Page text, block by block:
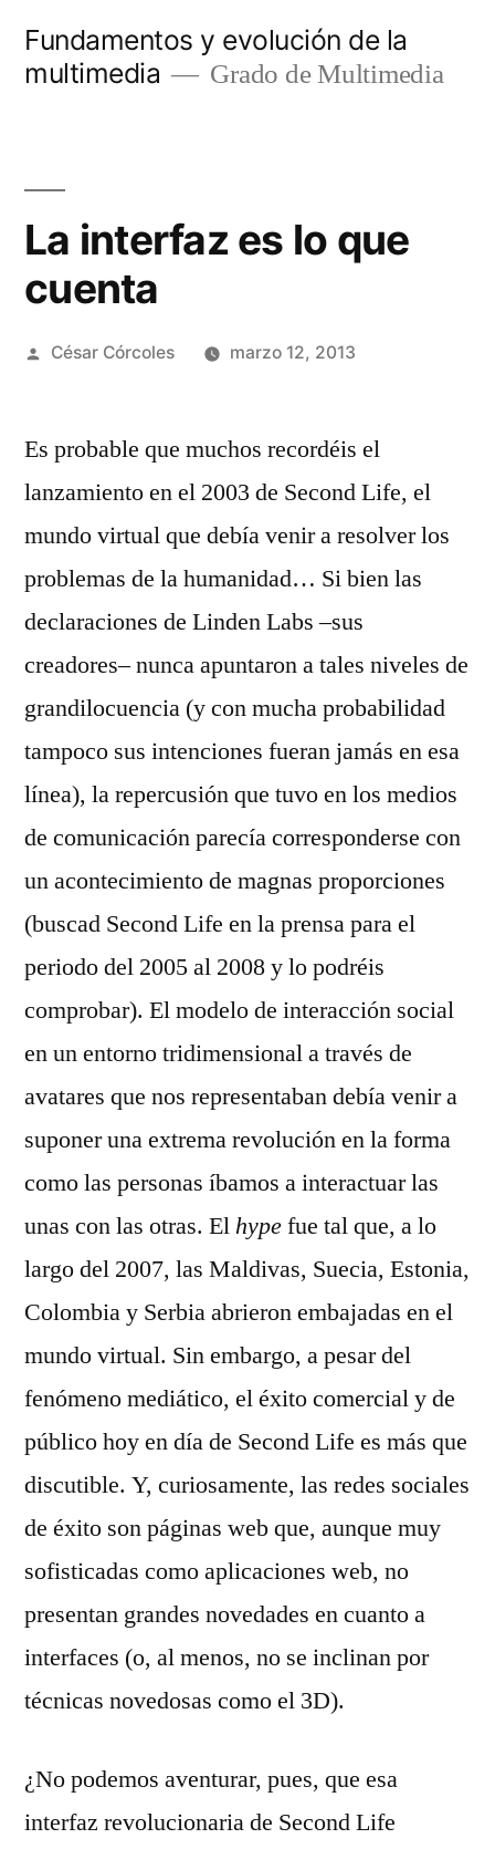
Fundamentos y evolución de la
multimedia
Grado de Multimedia
La interfaz es lo que
cuenta
Publicado
César Córcoles marzo 12, 2013
Es probable que muchos recordéis el
lanzamiento en el 2003 de Second Life, el
mundo virtual que debía venir a resolver los
problemas de la humanidad… Si bien las
declaraciones de Linden Labs –sus
creadores– nunca apuntaron a tales niveles de
grandilocuencia (y con mucha probabilidad
tampoco sus intenciones fueran jamás en esa
línea), la repercusión que tuvo en los medios
de comunicación parecía corresponderse con
un acontecimiento de magnas proporciones
(buscad Second Life en la prensa para el
periodo del 2005 al 2008 y lo podréis
comprobar). El modelo de interacción social
en un entorno tridimensional a través de
avatares que nos representaban debía venir a
suponer una extrema revolución en la forma
como las personas íbamos a interactuar las
unas con las otras. Elhypefue tal que, a lo
largo del 2007, las Maldivas, Suecia, Estonia,
Colombia y Serbia abrieron embajadas en el
mundo virtual. Sin embargo, a pesar del
fenómeno mediático, el éxito comercial y de
público hoy en día de Second Life es más que
discutible. Y, curiosamente, las redes sociales
de éxito son páginas web que, aunque muy
sofisticadas como aplicaciones web, no
presentan grandes novedades en cuanto a
interfaces (o, al menos, no se inclinan por
técnicas novedosas como el 3D).
¿No podemos aventurar, pues, que esa
interfaz revolucionaria de Second Life